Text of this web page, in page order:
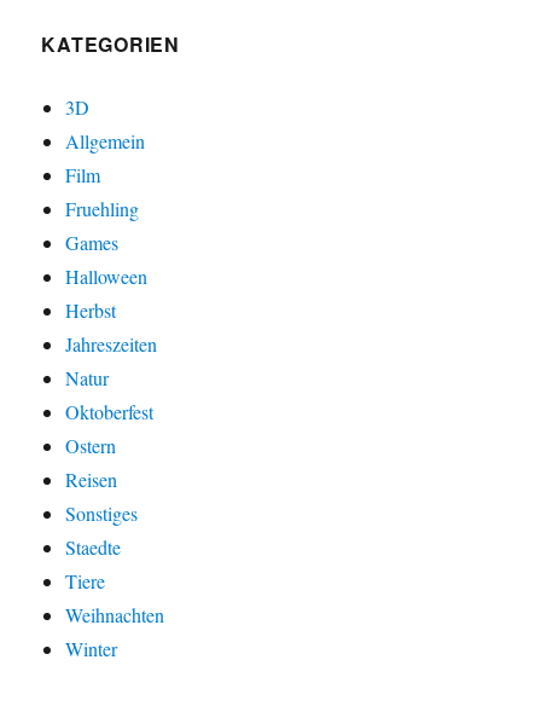
KATEGORIEN
3D
Allgemein
Film
Fruehling
Games
Halloween
Herbst
Jahreszeiten
Natur
Oktoberfest
Ostern
Reisen
Sonstiges
Staedte
Tiere
Weihnachten
Winter